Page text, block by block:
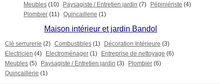
Meubles (10) Paysagiste / Entretien jardin (7) Pépiniériste (4)
Plombier (11) Quincaillerie (1)
Maison intérieur et jardin Bandol
Clé serrurerie (2) Combustibles (1) Décoration Intérieure (3)
Electricien (4) Electroménager (1) Entreprise de nettoyage (6)
Meubles (5) Paysagiste / Entretien jardin (3) Plombier (6)
Quincaillerie (1)